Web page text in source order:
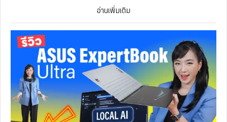
อ่านเพิ่มเติม